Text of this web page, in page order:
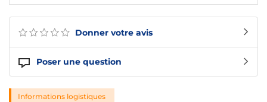
Donner votre avis
Poser une question
Informations logistiques